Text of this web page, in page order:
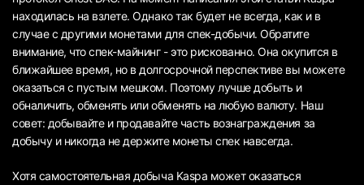
находилась на взлете. Однако так будет не всегда, как и в
случае с другими монетами для спек-добычи. Обратите
внимание, что спек-майнинг - это рискованно. Она окупится в
ближайшее время, но в долгосрочной перспективе вы можете
оказаться с пустым мешком. Поэтому лучше добыть и
обналичить, обменять или обменять на любую валюту. Наш
совет: добывайте и продавайте часть вознаграждения за
добычу и никогда не держите монеты спек навсегда.
Хотя самостоятельная добыча Kaspa может оказаться